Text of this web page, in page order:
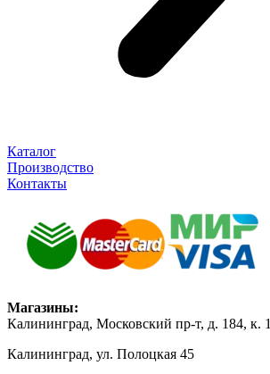
Каталог
Производство
Контакты
Магазины:
Калининград, Московский пр-т, д. 184, к. 1
Калининград, ул. Полоцкая 45